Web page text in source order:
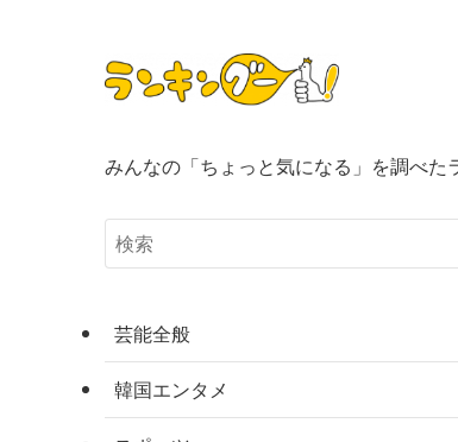
みんなの「ちょっと気になる」を調べた
芸能全般
韓国エンタメ